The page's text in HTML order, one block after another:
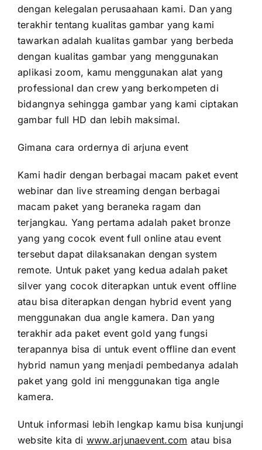
dengan kelegalan perusaahaan kami. Dan yang
terakhir tentang kualitas gambar yang kami
tawarkan adalah kualitas gambar yang berbeda
dengan kualitas gambar yang menggunakan
aplikasi zoom, kamu menggunakan alat yang
professional dan crew yang berkompeten di
bidangnya sehingga gambar yang kami ciptakan
gambar full HD dan lebih maksimal.
Gimana cara ordernya di arjuna event
Kami hadir dengan berbagai macam paket event
webinar dan live streaming dengan berbagai
macam paket yang beraneka ragam dan
terjangkau. Yang pertama adalah paket bronze
yang yang cocok event full online atau event
tersebut dapat dilaksanakan dengan system
remote. Untuk paket yang kedua adalah paket
silver yang cocok diterapkan untuk event offline
atau bisa diterapkan dengan hybrid event yang
menggunakan dua angle kamera. Dan yang
terakhir ada paket event gold yang fungsi
terapannya bisa di untuk event offline dan event
hybrid namun yang menjadi pembedanya adalah
paket yang gold ini menggunakan tiga angle
kamera.
Untuk informasi lebih lengkap kamu bisa kunjungi
website kita di www.arjunaevent.com atau bisa